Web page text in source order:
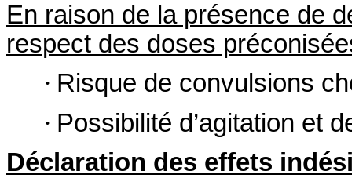
En raison de la présence de
respect des doses
· Risque de convulsions
· Possibilité d’agitation et
Déclaration des effets